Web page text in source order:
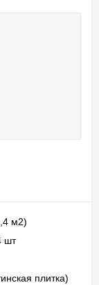
м2)
шт
плитка)